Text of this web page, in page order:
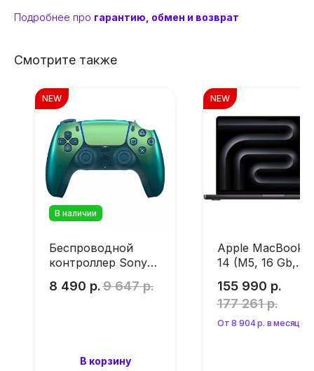
Подробнее про гарантию, обмен и возврат
Смотрите также
NEW
Apple MacBook
14 (M5, 16 Gb,
Space Black (без
RuStore)
155 990 р.
177 261 р.
От 8 904 р. в месяц
NEW
В наличии
Беспроводной
контроллер Sony
Chroma Teal
8 490 р.9 647 р.
В корзину